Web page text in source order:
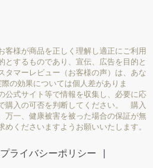
客様が商品を正しく理解し適正にご利用
とするものであり、宣伝、広告を目的と
マーレビュー（お客様の声）は、あな
の効果については個人差がありま
式サイト等で情報を収集し、必要に応
購入の可否を判断してください。 購入
万一、健康被害を被った場合の保証が無
くださいますようお願いいたします。
プライバシーポリシー